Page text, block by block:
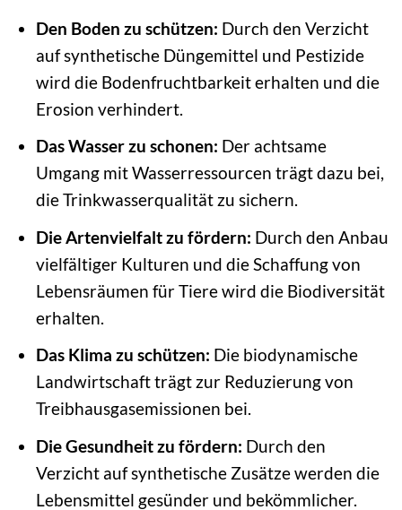
Den Boden zu schützen: Durch den Verzicht
auf synthetische Düngemittel und Pestizide
wird die Bodenfruchtbarkeit erhalten und die
Erosion verhindert.
Das Wasser zu schonen: Der achtsame
Umgang mit Wasserressourcen trägt dazu bei,
die Trinkwasserqualität zu sichern.
Die Artenvielfalt zu fördern: Durch den Anbau
vielfältiger Kulturen und die Schaffung von
Lebensräumen für Tiere wird die Biodiversität
erhalten.
Das Klima zu schützen: Die biodynamische
Landwirtschaft trägt zur Reduzierung von
Treibhausgasemissionen bei.
Die Gesundheit zu fördern: Durch den
Verzicht auf synthetische Zusätze werden die
Lebensmittel gesünder und bekömmlicher.